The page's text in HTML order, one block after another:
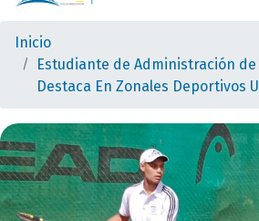
Inicio
Estudiante de Administración de
Destaca En Zonales Deportivos